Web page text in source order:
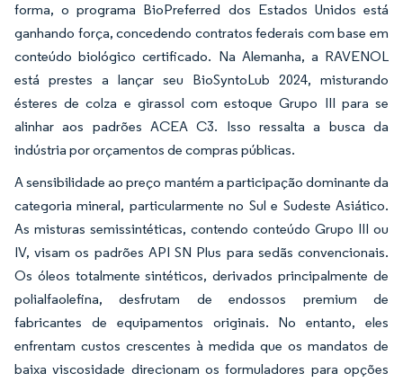
forma, o programa BioPreferred dos Estados Unidos está
ganhando força, concedendo contratos federais com base em
conteúdo biológico certificado. Na Alemanha, a RAVENOL
está prestes a lançar seu BioSyntoLub 2024, misturando
ésteres de colza e girassol com estoque Grupo III para se
alinhar aos padrões ACEA C3. Isso ressalta a busca da
indústria por orçamentos de compras públicas.
A sensibilidade ao preço mantém a participação dominante da
categoria mineral, particularmente no Sul e Sudeste Asiático.
As misturas semissintéticas, contendo conteúdo Grupo III ou
IV, visam os padrões API SN Plus para sedãs convencionais.
Os óleos totalmente sintéticos, derivados principalmente de
polialfaolefina, desfrutam de endossos premium de
fabricantes de equipamentos originais. No entanto, eles
enfrentam custos crescentes à medida que os mandatos de
baixa viscosidade direcionam os formuladores para opções